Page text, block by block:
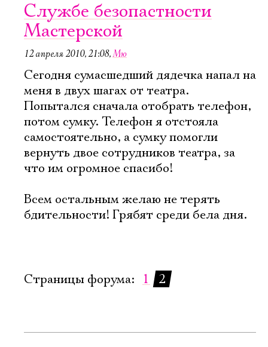
Службе безопастности
Мастерской
12 апреля 2010, 21:08,Мю
Сегодня сумасшедший дядечка напал на
меня в двух шагах от театра.
Попытался сначала отобрать телефон,
потом сумку. Телефон я отстояла
самостоятельно, а сумку помогли
вернуть двое сотрудников театра, за
что им огромное спасибо!
Всем остальным желаю не терять
бдительности! Грябят среди бела дня.
Страницы форума: 1 2
Электропочта
Имя